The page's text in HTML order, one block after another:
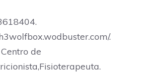
.
Centro de